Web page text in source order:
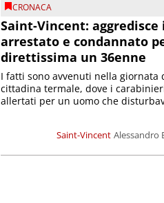
CRONACA
Saint-Vincent:
arrestato e condannato
direttissima un 36enne
Saint-Vincent Alessandro
I fatti sono avvenuti nella giornata
cittadina termale, dove i
allertati per un uomo che